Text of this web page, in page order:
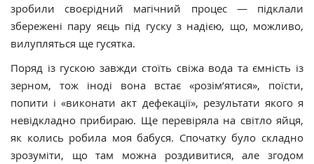
зробили своєрідний магічний процес — підклали
збережені пару яєць під гуску з надією, що, можливо,
вилупляться ще гусятка.
Поряд із гускою завжди стоїть свіжа вода та ємність із
зерном, тож іноді вона встає «розім’ятися», поїсти,
попити і «виконати акт дефекації», результати якого я
невідкладно прибираю. Ще перевіряла на світло яйця,
як колись робила моя бабуся. Спочатку було складно
зрозуміти, що там можна роздивитися, але згодом